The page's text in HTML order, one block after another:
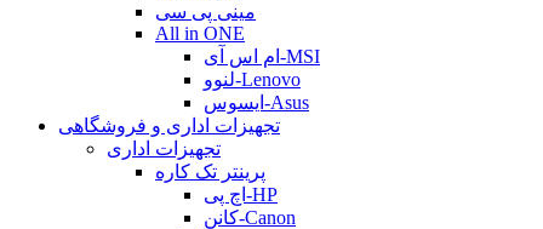
مینی پی سی
All in ONE
ام اس آی-MSI
لنوو-Lenovo
ایسوس-Asus
تجهیزات اداری و فروشگاهی
تجهیزات اداری
پرینتر تک کاره
اچ پی-HP
کانن-Canon